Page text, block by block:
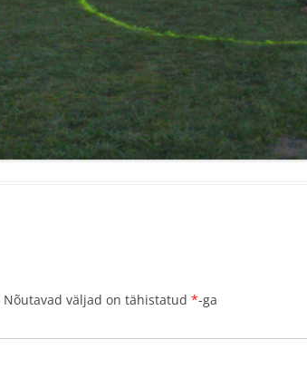
Nõutavad väljad on tähistatud *-ga